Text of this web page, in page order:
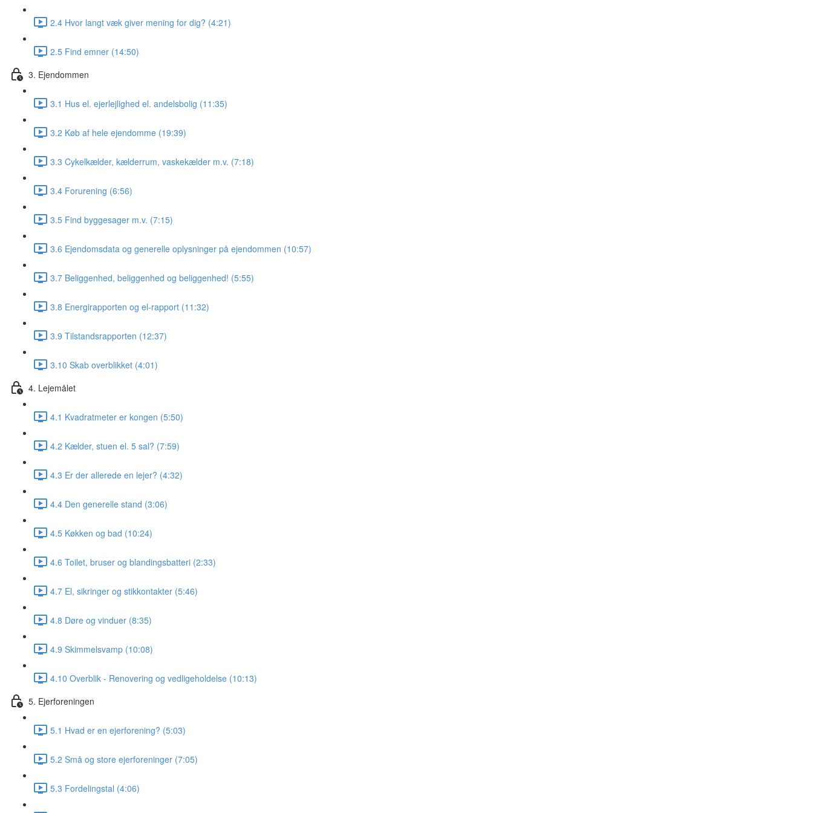
2.4 Hvor langt væk giver mening for dig? (4:21)
2.5 Find emner (14:50)
3. Ejendommen
3.1 Hus el. ejerlejlighed el. andelsbolig (11:35)
3.2 Køb af hele ejendomme (19:39)
3.3 Cykelkælder, kælderrum, vaskekælder m.v. (7:18)
3.4 Forurening (6:56)
3.5 Find byggesager m.v. (7:15)
3.6 Ejendomsdata og generelle oplysninger på ejendommen (10:57)
3.7 Beliggenhed, beliggenhed og beliggenhed! (5:55)
3.8 Energirapporten og el-rapport (11:32)
3.9 Tilstandsrapporten (12:37)
3.10 Skab overblikket (4:01)
4. Lejemålet
4.1 Kvadratmeter er kongen (5:50)
4.2 Kælder, stuen el. 5 sal? (7:59)
4.3 Er der allerede en lejer? (4:32)
4.4 Den generelle stand (3:06)
4.5 Køkken og bad (10:24)
4.6 Toilet, bruser og blandingsbatteri (2:33)
4.7 El, sikringer og stikkontakter (5:46)
4.8 Døre og vinduer (8:35)
4.9 Skimmelsvamp (10:08)
4.10 Overblik - Renovering og vedligeholdelse (10:13)
5. Ejerforeningen
5.1 Hvad er en ejerforening? (5:03)
5.2 Små og store ejerforeninger (7:05)
5.3 Fordelingstal (4:06)